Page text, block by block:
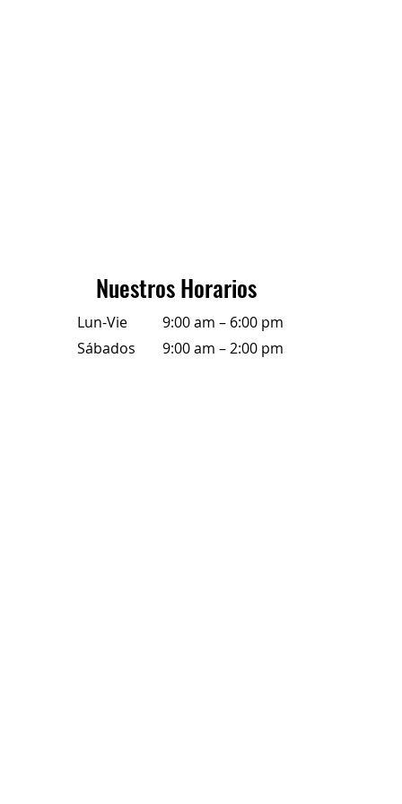
Nuestros Horarios
Lun-Vie
9:00 am – 6:00 pm
Sábados
9:00 am – 2:00 pm